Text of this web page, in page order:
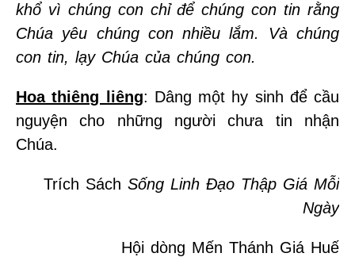
khổ vì chúng con chỉ để chúng con tin rằng
Chúa yêu chúng con nhiều lắm. Và chúng
con tin, lạy Chúa của chúng con.
Hoa thiêng liêng: Dâng một hy sinh để cầu
nguyện cho những người chưa tin nhận
Chúa.
Trích Sách Sống Linh Đạo Thập Giá Mỗi
Ngày
Hội dòng Mến Thánh Giá Huế